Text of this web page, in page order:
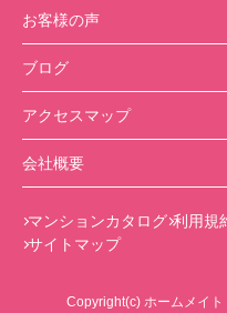
お客様の声
ブログ
アクセスマップ
会社概要
マンションカタログ 利用規
サイトマップ
Copyright(c) ホームメイ